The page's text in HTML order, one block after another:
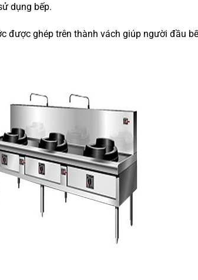
dụng bếp.
được ghép trên thành vách giúp người đầu